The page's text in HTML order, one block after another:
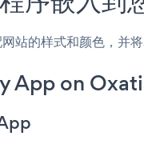
站的样式和颜色，并
App on